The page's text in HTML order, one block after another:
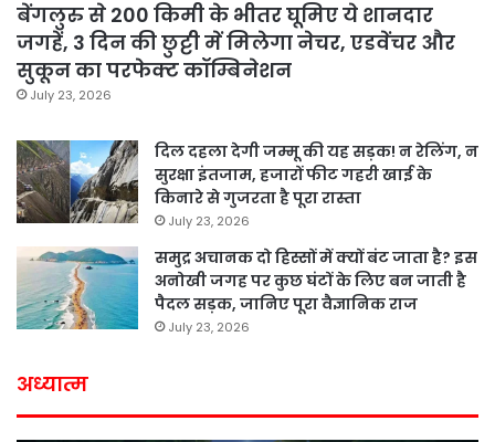
बेंगलुरु से 200 किमी के भीतर घूमिए ये शानदार
जगहें, 3 दिन की छुट्टी में मिलेगा नेचर, एडवेंचर और
सुकून का परफेक्ट कॉम्बिनेशन
July 23, 2026
दिल दहला देगी जम्मू की यह सड़क! न रेलिंग, न
सुरक्षा इंतजाम, हजारों फीट गहरी खाई के
किनारे से गुजरता है पूरा रास्ता
July 23, 2026
समुद्र अचानक दो हिस्सों में क्यों बंट जाता है? इस
अनोखी जगह पर कुछ घंटों के लिए बन जाती है
पैदल सड़क, जानिए पूरा वैज्ञानिक राज
July 23, 2026
अध्यात्म